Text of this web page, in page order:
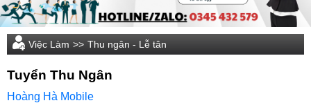
Việc Làm >> Thu ngân - Lễ tân
Tuyển Thu Ngân
Hoàng Hà Mobile